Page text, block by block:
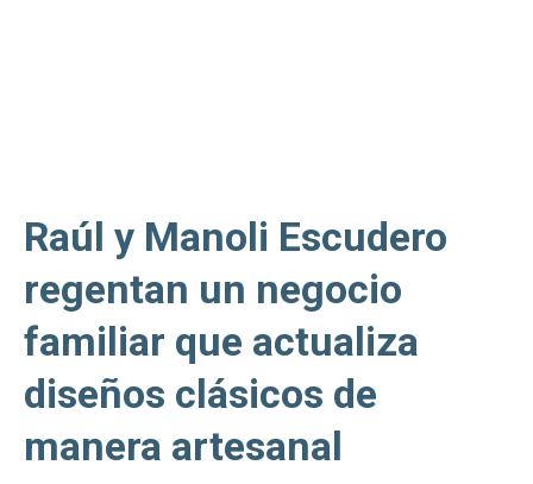
Raúl y Manoli Escudero
regentan un negocio
familiar que actualiza
diseños clásicos de
manera artesanal